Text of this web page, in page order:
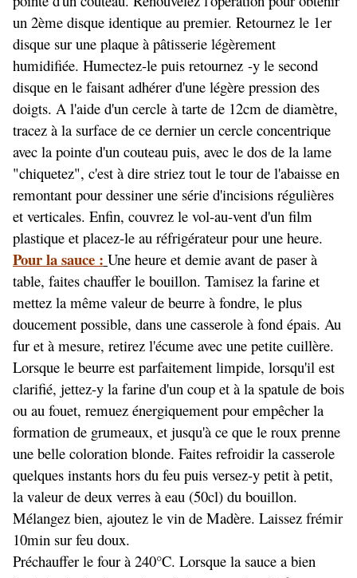
un 2ème disque identique au premier. Retournez le 1er
disque sur une plaque à pâtisserie légèrement
humidifiée. Humectez-le puis retournez -y le second
disque en le faisant adhérer d'une légère pression des
doigts. A l'aide d'un cercle à tarte de 12cm de diamètre,
tracez à la surface de ce dernier un cercle concentrique
avec la pointe d'un couteau puis, avec le dos de la lame
"chiquetez", c'est à dire striez tout le tour de l'abaisse en
remontant pour dessiner une série d'incisions régulières
et verticales. Enfin, couvrez le vol-au-vent d'un film
plastique et placez-le au réfrigérateur pour une heure.
Pour la sauce : Une heure et demie avant de paser à
table, faites chauffer le bouillon. Tamisez la farine et
mettez la même valeur de beurre à fondre, le plus
doucement possible, dans une casserole à fond épais. Au
fur et à mesure, retirez l'écume avec une petite cuillère.
Lorsque le beurre est parfaitement limpide, lorsqu'il est
clarifié, jettez-y la farine d'un coup et à la spatule de bois
ou au fouet, remuez énergiquement pour empêcher la
formation de grumeaux, et jusqu'à ce que le roux prenne
une belle coloration blonde. Faites refroidir la casserole
quelques instants hors du feu puis versez-y petit à petit,
la valeur de deux verres à eau (50cl) du bouillon.
Mélangez bien, ajoutez le vin de Madère. Laissez frémir
10min sur feu doux.
Préchauffer le four à 240°C. Lorsque la sauce a bien